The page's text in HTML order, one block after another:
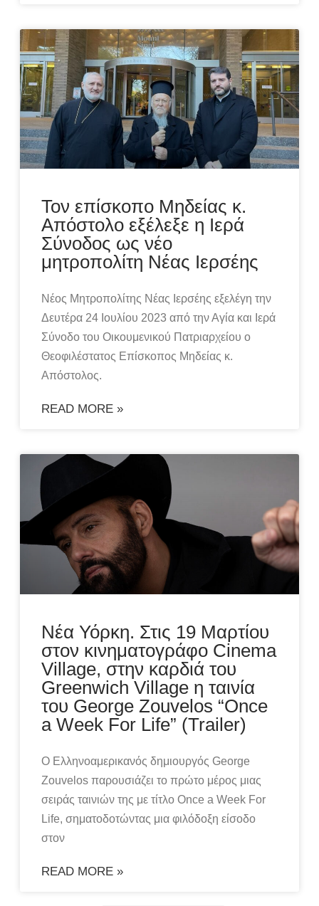
Τον επίσκοπο Μηδείας κ.
Απόστολο εξέλεξε η Ιερά
Σύνοδος ως νέο
μητροπολίτη Νέας Ιερσέης
Νέος Μητροπολίτης Νέας Ιερσέης εξελέγη την
Δευτέρα 24 Ιουλίου 2023 από την Αγία και Ιερά
Σύνοδο του Οικουμενικού Πατριαρχείου ο
Θεοφιλέστατος Επίσκοπος Μηδείας κ.
Απόστολος.
READ MORE »
Νέα Υόρκη. Στις 19 Μαρτίου
στον κινηματογράφο Cinema
Village, στην καρδιά του
Greenwich Village η ταινία
του George Zouvelos “Once
a Week For Life” (Trailer)
Ο Ελληνοαμερικανός δημιουργός George
Zouvelos παρουσιάζει το πρώτο μέρος μιας
σειράς ταινιών της με τίτλο Once a Week For
Life, σηματοδοτώντας μια φιλόδοξη είσοδο
στον
READ MORE »